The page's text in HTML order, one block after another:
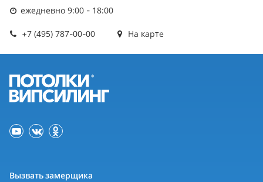
ежедневно 9:00 - 18:00
+7 (495) 787-00-00 На карте
Вызвать замерщика